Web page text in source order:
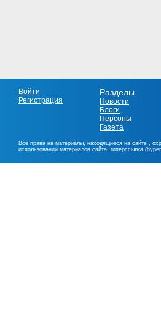
Войти
Регистрация
Разделы
Новости
Блоги
Персоны
Газета
Все права на материалы, находящиеся на сайте ,
использовании материалов сайта, гиперссылка